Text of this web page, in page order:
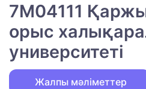
7M04111
орыс
университеті
Жалпы мәліметтер